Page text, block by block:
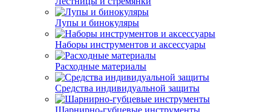
Лупы и бинокуляры
Наборы инструментов и аксессуары
Расходные материалы
Средства индивидуальной защиты
Шарнирно-губцевые инструменты